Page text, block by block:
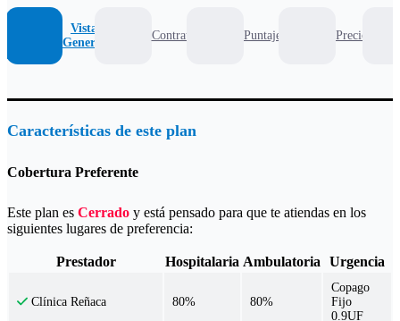
Vista
General
Contrato Puntaje Precio
Características de este plan
Cobertura Preferente
Este plan es Cerrado y está pensado para que te atiendas en los
siguientes lugares de preferencia:
Prestador Hospitalaria Ambulatoria Urgencia
Clínica Reñaca 80% 80%
Copago
Fijo
0.9UF